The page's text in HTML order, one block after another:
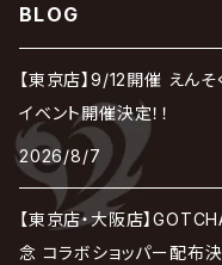
ΛrlequiΩ / アルルカン
Angelo
河村隆一
JAKIGAN MEISTER
Chanty
Janne Da Arc
sugar
DARRELL
DEXCORE
DEZERT
deadman
BAROQUE
HIDE-ZOU
Frantic EMIRY
Blu-BiLLioN
The Benjamin
ペンタゴン
マツタケワークス
THE MADNA
MAMA.
最上川司
LAB.THE BASEMENT / ラボ
RAN / 蘭
LIBRAVEL / リブラヴェル
LIPHLICH
Lill
LUNA SEA
the Raid.
REIGN
RAZOR
LSN / The LEGENDARY SIX
Rorschach.inc
ロマン急行
BLOG
【東京店】9/12開催 えんそ
イベント開催決定！！
2026/8/7
【東京店・大阪店】
念 コラボショッパー配布決